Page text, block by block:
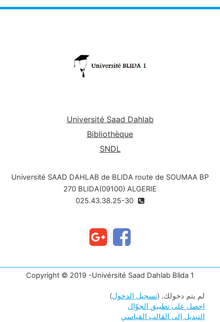
Université Saad Dahlab
Bibliothèque
SNDL
Université SAAD DAHLAB de BLIDA route de SOUMAA BP
270 BLIDA(09100) ALGERIE
Copyright © 2019 -Univérsité Saad Dahlab Blida 1
لم يتم دخولك. (تسجيل الدخول)
احصل على تطبيق الجوّال
التبديل إلى القالب القياسي